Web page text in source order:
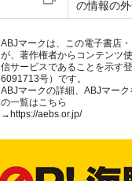
の情報の
ABJマークは、この電子書店
が、著作権者からコンテンツ
信サービスであることを示す
6091713号）です。
ABJマークの詳細、ABJマー
の一覧はこちら
→ https://aebs.or.jp/